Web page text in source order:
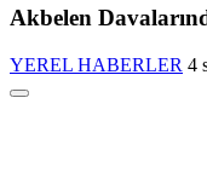
Akbelen
YEREL HABERLER 4